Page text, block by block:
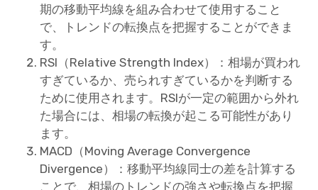
期の移動平均線を組み合わせて使用すること
で、トレンドの転換点を把握することができま
す。
RSI（Relative Strength Index）：相場が買われ
すぎているか、売られすぎているかを判断する
ために使用されます。RSIが一定の範囲から外れ
た場合には、相場の転換が起こる可能性があり
ます。
MACD（Moving Average Convergence
Divergence）：移動平均線同士の差を計算する
ことで、相場のトレンドの強さや転換点を把握